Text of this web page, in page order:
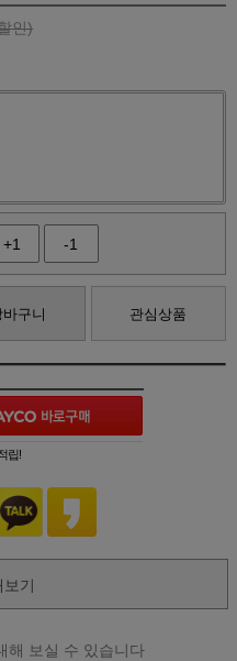
인)
+1 -1
바구니 관심상품
립!
보기
해 보실 수 있습니다